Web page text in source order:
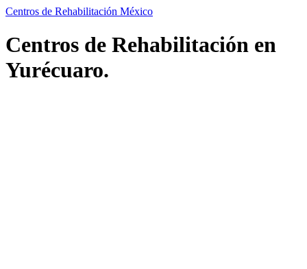
Centros de Rehabilitación México
Centros de Rehabilitación en
Yurécuaro.